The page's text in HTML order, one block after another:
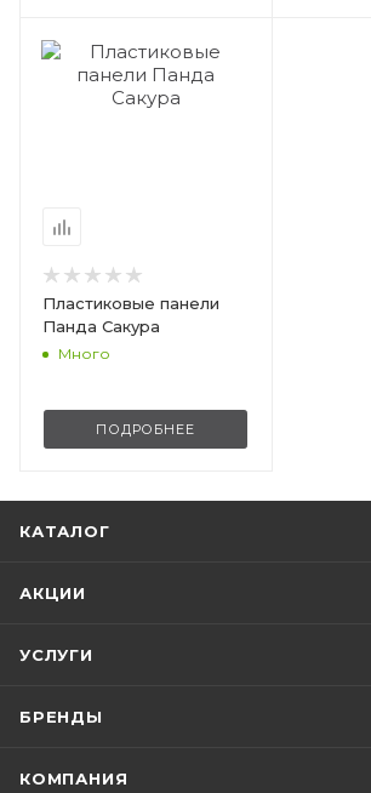
Пластиковые панели
Панда Сакура
Много
ПОДРОБНЕЕ
КАТАЛОГ
АКЦИИ
УСЛУГИ
БРЕНДЫ
КОМПАНИЯ